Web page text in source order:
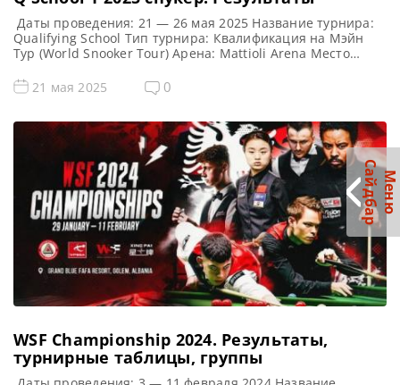
Даты проведения: 21 — 26 мая 2025 Название турнира:
Qualifying School Тип турнира: Квалификация на Мэйн
Тур (World Snooker Tour) Арена: Mattioli Arena Место
Англия, Великобритания Примечание: Всего будет
разыграно восемь карт World Snooker Tour, а финалисты
Мэйн Туре на […]
21 мая 2025 0
WSF Championship 2024. Результаты,
турнирные таблицы, группы
М
е
н
ю
Са
й
д
б
а
р